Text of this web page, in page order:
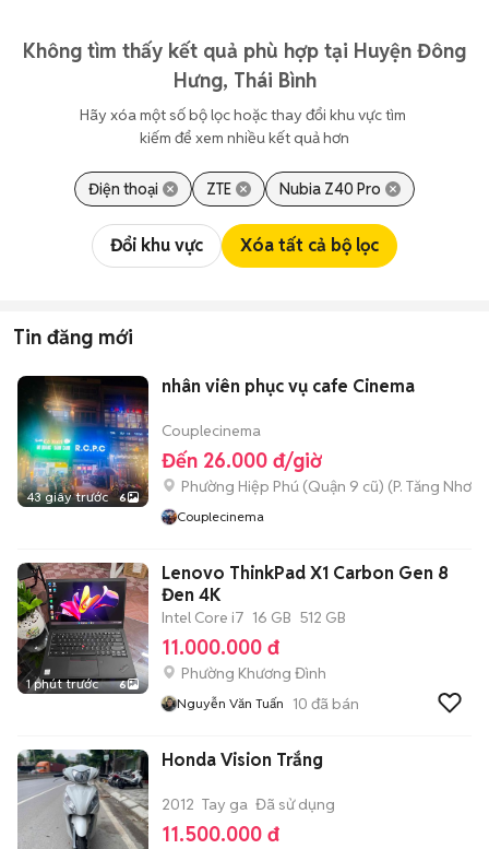
Không tìm thấy kết quả phù hợp tại Huyện Đông
Hưng, Thái Bình
Hãy xóa một số bộ lọc hoặc thay đổi khu vực tìm
kiếm để xem nhiều kết quả hơn
Điện thoại ZTE Nubia Z40 Pro
Đổi khu vực Xóa tất cả bộ lọc
Tin đăng mới
43 giây trước 6
nhân viên phục vụ cafe Cinema
Couplecinema
Đến 26.000 đ/giờ
Phường Hiệp Phú (Quận 9 cũ) (P. Tăng Nhơn
Couplecinema
1 phút trước 6
Lenovo ThinkPad X1 Carbon Gen 8
Đen 4K
Intel Core i7 16 GB 512 GB
11.000.000 đ
Phường Khương Đình
Nguyễn Văn Tuấn 10 đã bán
Honda Vision Trắng
2012 Tay ga Đã sử dụng
11.500.000 đ